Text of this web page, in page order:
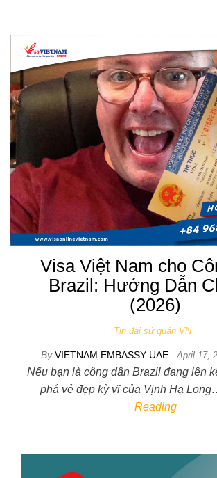
Visa Việt Nam cho
Brazil: Hướng Dẫn
(2026)
Tin đại sứ quán VN
By VIETNAM EMBASSY UAE April 17,
Nếu bạn là công dân Brazil đang lên
phá vẻ đẹp kỳ vĩ của Vịnh Hạ
Reading